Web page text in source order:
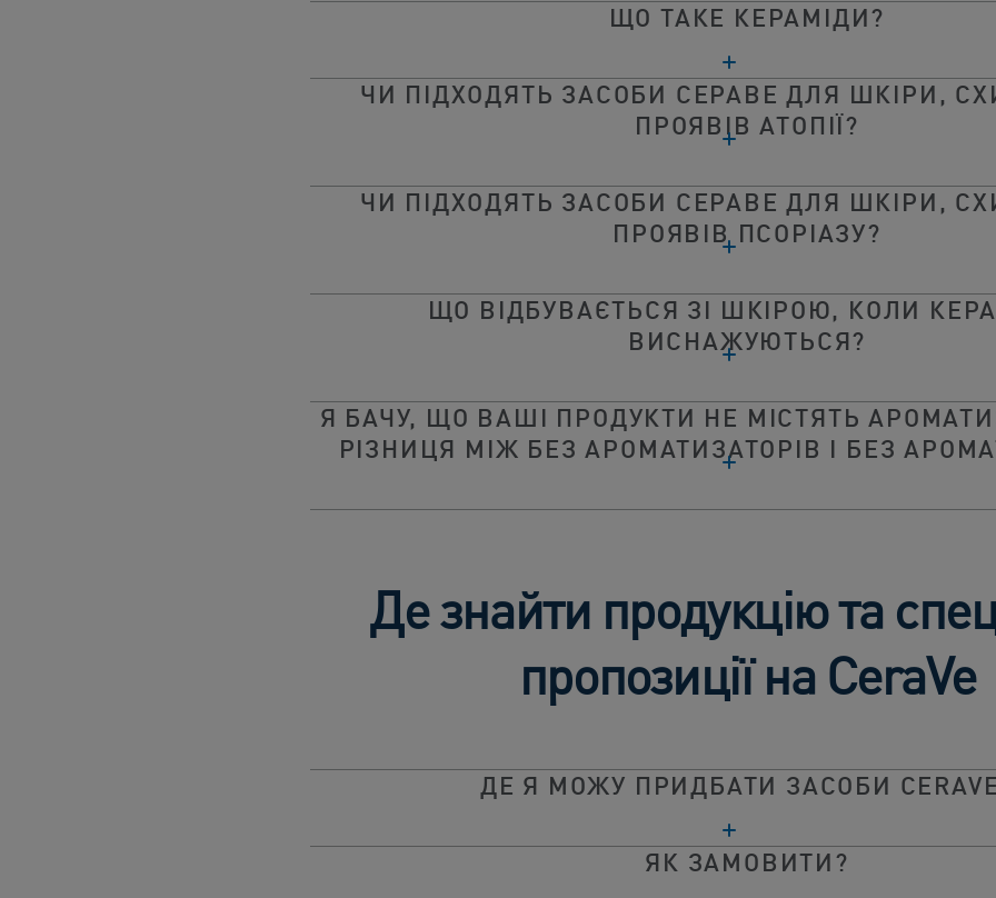
ЩО ТАКЕ КЕРАМІДИ?
ЧИ ПІДХОДЯТЬ ЗАСОБИ СЕРАВЕ ДЛЯ ШКІРИ,
ПРОЯВІВ АТОПІЇ?
ЧИ ПІДХОДЯТЬ ЗАСОБИ СЕРАВЕ ДЛЯ ШКІРИ,
ПРОЯВІВ ПСОРІАЗУ?
ЩО ВІДБУВАЄТЬСЯ ЗІ ШКІРОЮ, КОЛИ
ВИСНАЖУЮТЬСЯ?
Я БАЧУ, ЩО ВАШІ ПРОДУКТИ НЕ МІСТЯТЬ
РІЗНИЦЯ МІЖ БЕЗ АРОМАТИЗАТОРІВ І БЕЗ
Де знайти продукцію та
пропозиції на CeraVe
ДЕ Я МОЖУ ПРИДБАТИ ЗАСОБИ
ЯК ЗАМОВИТИ?